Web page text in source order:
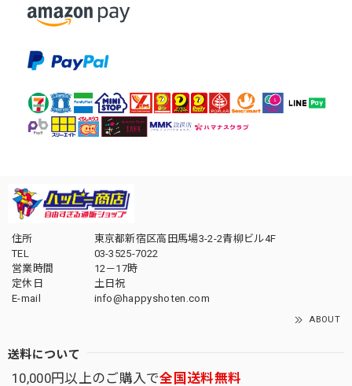
住所
東京都新宿区高田馬場3-2-2青柳ビル4F
TEL
03-3525-7022
営業時間
12－17時
定休日
土日祝
E-mail
info@happyshoten.com
ABOUT
送料について
10,000円以上のご購入で全国送料無料